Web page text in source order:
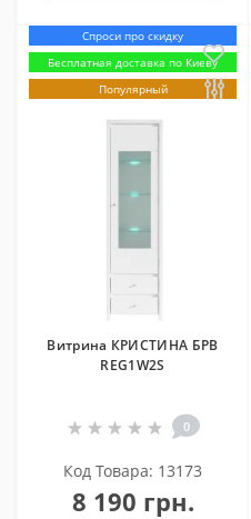
Спроси про скидку
Бесплатная доставка по Киеву
Популярный
Витрина КРИСТИНА БРВ
REG1W2S
0
Код Товара: 13173
8 190 грн.